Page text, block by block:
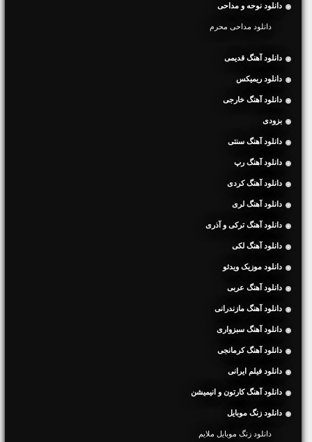
دانلود نوحه و مداحی
دانلود مداحی محرم
دانلود آهنگ قدیمی
دانلود ریمیکس
دانلود آهنگ خارجی
بزودی
دانلود آهنگ سنتی
دانلود آهنگ رپ
دانلود آهنگ کردی
دانلود آهنگ لری
دانلود آهنگ ترکی و آذری
دانلود آهنگ لکی
دانلود موزیک ویدئو
دانلود آهنگ عربی
دانلود آهنگ مازندرانی
دانلود آهنگ سبزواری
دانلود آهنگ کرمانجی
دانلود فیلم ایرانی
دانلود آهنگ کارتون و انیمیشن
دانلود زنگ موبایل
دانلود زنگ موبایل ملایم